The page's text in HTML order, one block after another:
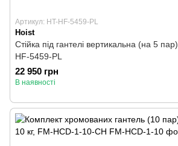
Артикул: HT-HF-5459-PL
Hoist
Стійка під гантелі вертикальна (на 5
HF-5459-PL
22 950 грн
В наявності